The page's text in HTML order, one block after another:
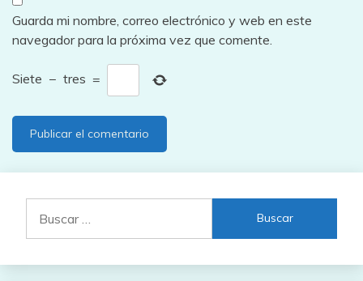
Guarda mi nombre, correo electrónico y web en este
navegador para la próxima vez que comente.
Siete − tres =